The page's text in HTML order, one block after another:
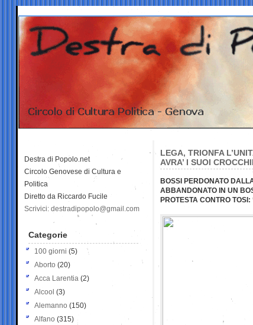
LEGA, TRIONFA
AVRA’ I SUOI
BOSSI PERDONATO
ABBANDONATO IN UN
PROTESTA CONTRO
Destra di Popolo.net
Circolo Genovese di Cultura e
Politica
Diretto da Riccardo Fucile
Scrivici: destradipopolo@gmail.com
Categorie
100 giorni (5)
Aborto (20)
Acca Larentia (2)
Alcool (3)
Alemanno (150)
Alfano (315)